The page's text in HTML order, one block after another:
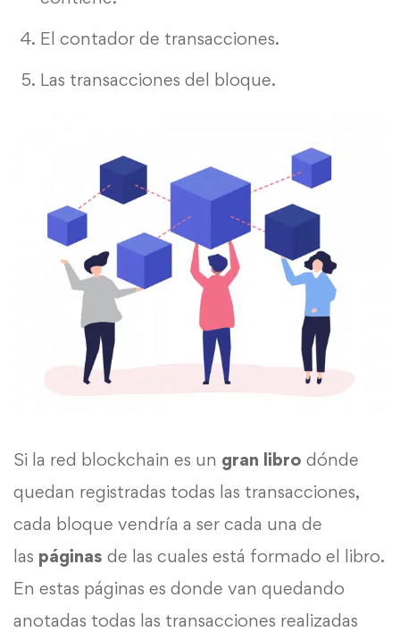
El contador de transacciones.
Las transacciones del bloque.
Si la red blockchain es un gran libro dónde
quedan registradas todas las transacciones,
cada bloque vendría a ser cada una de
las páginas de las cuales está formado el libro.
En estas páginas es donde van quedando
anotadas todas las transacciones realizadas